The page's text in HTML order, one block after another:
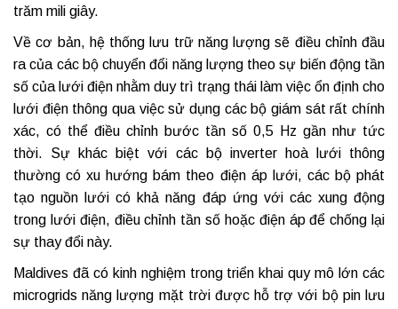
trăm mili giây.
Về cơ bản, hệ thống lưu trữ năng lượng sẽ điều chỉnh đầu
ra của các bộ chuyển đổi năng lượng theo sự biến động tần
số của lưới điện nhằm duy trì trạng thái làm việc ổn định cho
lưới điện thông qua việc sử dụng các bộ giám sát rất chính
xác, có thể điều chỉnh bước tần số 0,5 Hz gần như tức
thời. Sự khác biệt với các bộ inverter hoà lưới thông
thường có xu hướng bám theo điện áp lưới, các bộ phát
tạo nguồn lưới có khả năng đáp ứng với các xung động
trong lưới điện, điều chỉnh tần số hoặc điện áp để chống lại
sự thay đổi này.
Maldives đã có kinh nghiệm trong triển khai quy mô lớn các
microgrids năng lượng mặt trời được hỗ trợ với bộ pin lưu